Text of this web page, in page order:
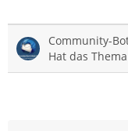
Community-
Hat das